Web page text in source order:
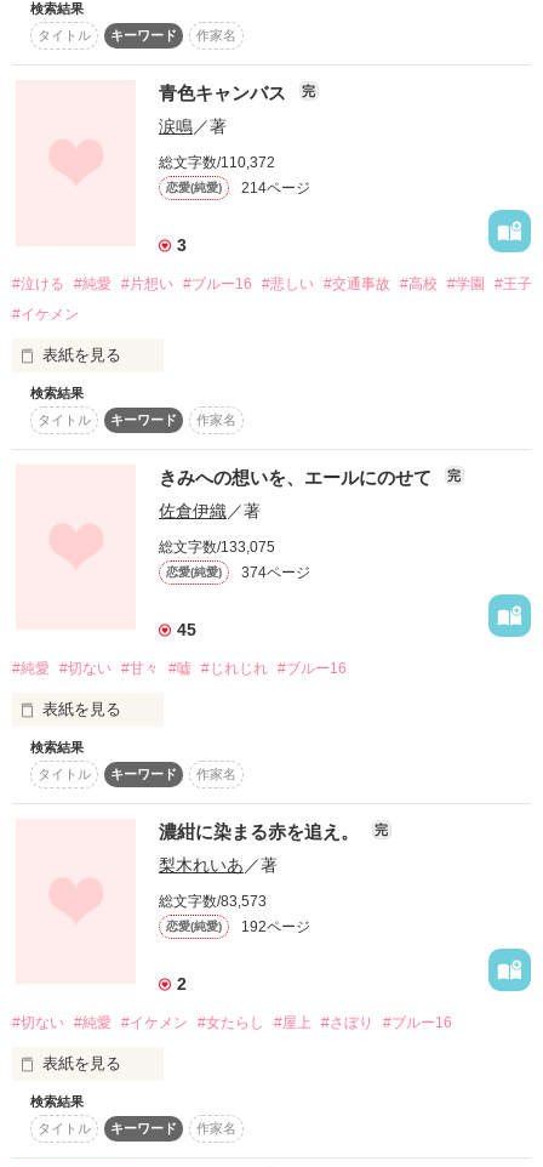
(実話をベースに書いた作品です)
【祈りのいらない世界で】
☆完結しました☆
作品を読む
繋がれた管。
毎日、小窓から空を見るのが精一杯の生活。
まだ、高校1年だった私は白血病になった。
”儚空”を見上げ、私は何度泣いたんだろう。
大好きな人に別れを告げた。
自殺を考えた。
親友と喧嘩した。
たくさんの思いを乗せた夜を越えて、
気づいたことがある。
泣いても泣いても事実は変わらない
いじめ、友人からの裏切り、大切な人の死
それが重なった時
私の心は、音を立てて壊れた
私は、この先どうやって生きていけばいいのだろう
一筋の光が私を照らしてくれた
優しくて、無口で、強くて弱い人。
あなたは、私に、たくさんの愛をくれたね
私の愛に飢えた心には、
いつだってあなたからの愛で満たされていた
だって、
君に出会えた奇跡が、何よりも嬉しいものだったから。
と
優しい少年が出会った時
検索結果
タイトル
キーワード 作家名
青色キャンバス 完
涙鳴／著
総文字数/110,372
恋愛(純愛) 214ページ
3
#泣ける #純愛 #片想い #ブルー16 #悲しい #交通事故 #高校 #学園
#王子
#イケメン
表紙を見る
いつか、あなたを
忘れられる日がくるのかな？
想い出す度に泣かないで、あの日々の想い出を幸せだったと胸
お願い誰か……
私に光を下さい。
小さくてもいい、足元が見えるくらいでいい。
私に、光という勇気を下さい。
＊＊＊＊＊＊＊＊＊＊＊
主人公である高校三年生の雛は二年前に大好きな彼氏を交通事
それからずっと、抜け殻のように生きてきた雛はモテ男で有名
の後輩、秋に出会う。
傷を負った雛と学校の人気者である後輩の秋。
検索結果
タイトル
キーワード 作家名
きみへの想いを、エールにのせて 完
佐倉伊織／著
総文字数/133,075
恋愛(純愛) 374ページ
45
#純愛 #切ない #甘々 #嘘 #じれじれ #ブルー16
表紙を見る
あなたの夢を叶えたくて
今日も私は嘘をつく。
「もし俺が勝負に勝った時は、茜の本音を聞きたい」
私は、どうしたら、いいの？
素敵な仲間と、一緒なら。
2016.01.08～02.10
検索結果
タイトル
キーワード 作家名
濃紺に染まる赤を追え。 完
梨木れいあ ／著
総文字数/83,573
恋愛(純愛) 192ページ
2
#切ない #純愛 #イケメン #女たらし #屋上 #さぼり #ブルー16
表紙を見る
検索結果
タイトル
キーワード 作家名